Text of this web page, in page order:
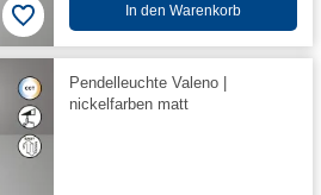
In den Warenkorb
Pendelleuchte Valeno |
nickelfarben matt